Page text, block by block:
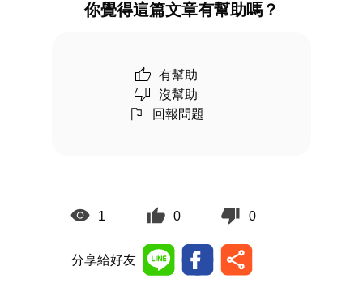
你覺得這篇文章有幫助嗎？
有幫助
沒幫助
回報問題
1 0 0
分享給好友